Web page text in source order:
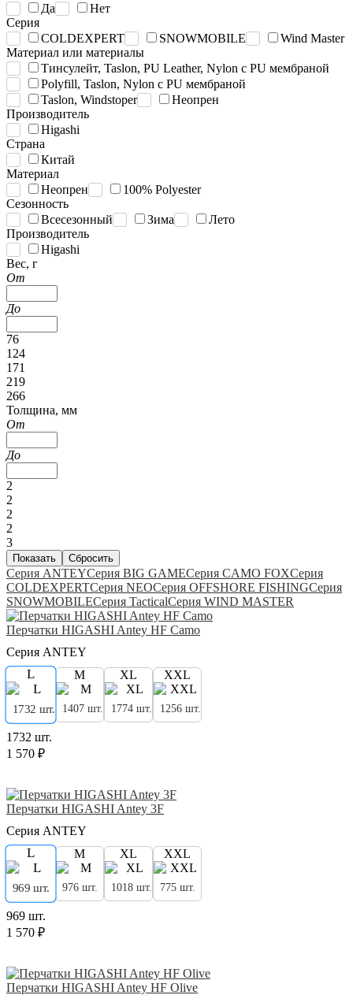
Да
Нет
Серия
COLDEXPERT
SNOWMOBILE
Wind Master
Материал или материалы
Тинсулейт, Taslon, PU Leather, Nylon c PU мембраной
Polyfill, Taslon, Nylon c PU мембраной
Taslon, Windstoper
Неопрен
Производитель
Higashi
Страна
Китай
Материал
Неопрен
100% Polyester
Сезонность
Всесезонный
Зима
Лето
Производитель
Higashi
Вес, г
От
До
76
124
171
219
266
Толщина, мм
От
До
2
2
2
2
3
Серия ANTEYСерия BIG GAMEСерия CAMO FOXСерия
COLDEXPERTСерия NEOСерия OFFSHORE FISHINGСерия
SNOWMOBILEСерия TacticalСерия WIND MASTER
Перчатки HIGASHI Antey HF Camo
Серия ANTEY
L
1732 шт.
M
1407 шт.
XL
1774 шт.
XXL
1256 шт.
1732 шт.
1 570 ₽
Перчатки HIGASHI Antey 3F
Серия ANTEY
L
969 шт.
M
976 шт.
XL
1018 шт.
XXL
775 шт.
969 шт.
1 570 ₽
Перчатки HIGASHI Antey HF Olive